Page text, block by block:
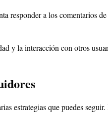
responder a los comentarios
y la interacción con otros
estrategias que puedes